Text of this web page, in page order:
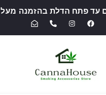
פתח הדלת בהזמנה מעל ₪399